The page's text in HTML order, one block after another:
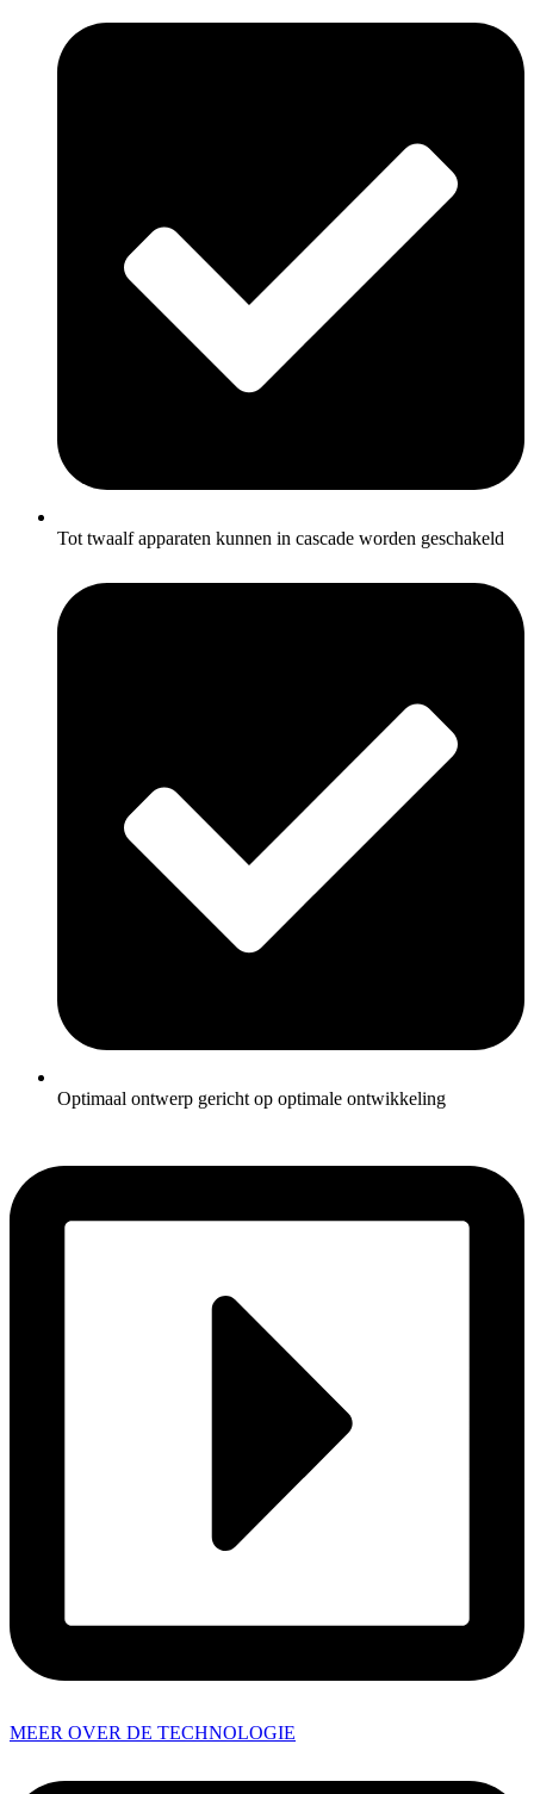
Tot twaalf apparaten kunnen in cascade worden geschakeld
Optimaal ontwerp gericht op optimale ontwikkeling
MEER OVER DE TECHNOLOGIE